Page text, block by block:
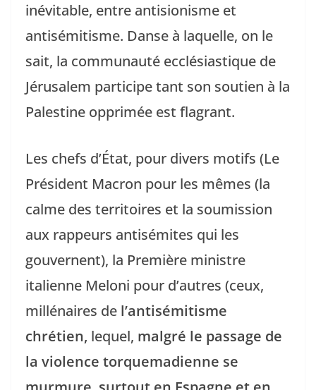
inévitable, entre antisionisme et
antisémitisme. Danse à laquelle, on le
sait, la communauté ecclésiastique de
Jérusalem participe tant son soutien à la
Palestine opprimée est flagrant.
Les chefs d’État, pour divers motifs (Le
Président Macron pour les mêmes (la
calme des territoires et la soumission
aux rappeurs antisémites qui les
gouvernent), la Première ministre
italienne Meloni pour d’autres (ceux,
millénaires de l’antisémitisme
chrétien, lequel, malgré le passage de
la violence torquemadienne se